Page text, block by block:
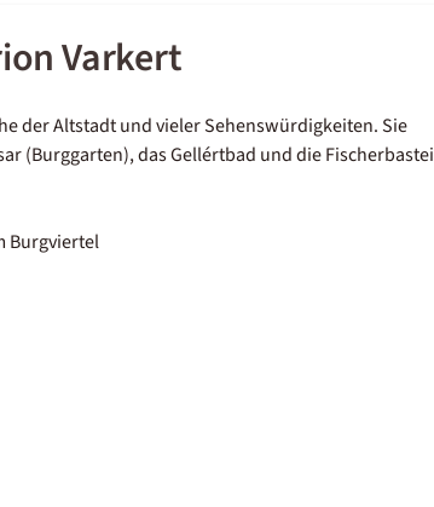
Varkert
der Altstadt und vieler Sehenswürdigkeiten. Sie
(Burggarten), das Gellértbad und die Fischerbastei
Burgviertel